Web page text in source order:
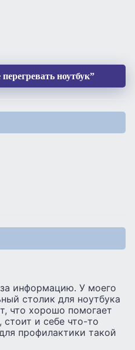
ноутбук”
информацию. У моего
столик для ноутбука
что хорошо помогает
стоит и себе что-то
профилактики такой